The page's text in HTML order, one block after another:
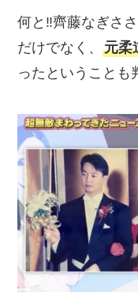
何と‼齊藤なぎさ
だけでなく、元柔
ったということも